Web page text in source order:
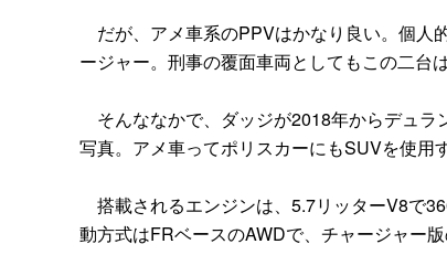
だが、アメ車系のPPVはかなり良い。個人
ージャー。刑事の覆面車両としてもこの二台
そんななかで、ダッジが2018年からデュラ
写真。アメ車ってポリスカーにもSUVを使用
搭載されるエンジンは、5.7リッターV8で
動方式はFRベースのAWDで、チャージャー